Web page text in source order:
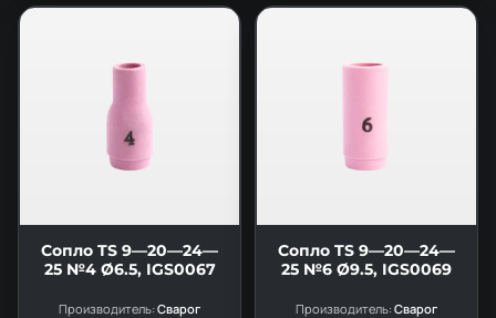
Сопло TS 9—20—24—
25 №4 Ø6.5, IGS0067
Производитель:Сварог
Сопло TS 9—20—24—
25 №6 Ø9.5, IGS0069
Производитель:Сварог